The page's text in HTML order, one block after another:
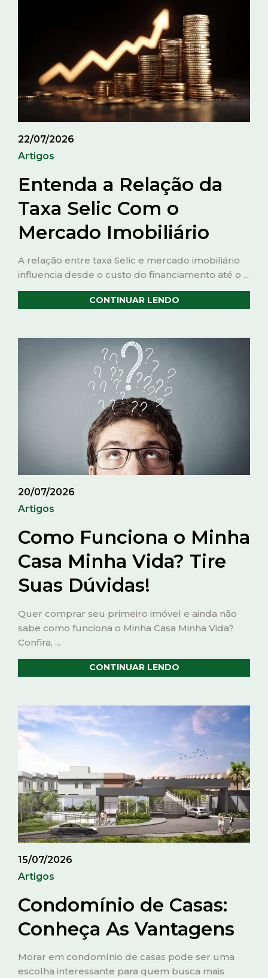
22/07/2026
Artigos
Entenda a Relação da
Taxa Selic Com o
Mercado Imobiliário
A relação entre taxa Selic e mercado imobiliário
influencia desde o custo do financiamento até o ...
CONTINUAR LENDO
20/07/2026
Artigos
Como Funciona o Minha
Casa Minha Vida? Tire
Suas Dúvidas!
Quer comprar seu primeiro imóvel e ainda não
sabe como funciona o Minha Casa Minha Vida?
Confira, ...
CONTINUAR LENDO
15/07/2026
Artigos
Condomínio de Casas:
Conheça As Vantagens
Morar em condomínio de casas pode ser uma
escolha interessante para quem busca mais